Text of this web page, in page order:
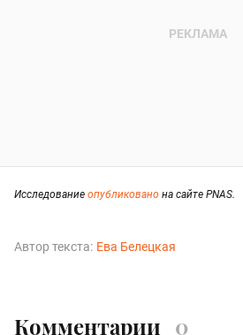
Исследование опубликовано на сайте PNAS.
Автор текста: Ева Белецкая
Комментарии 0